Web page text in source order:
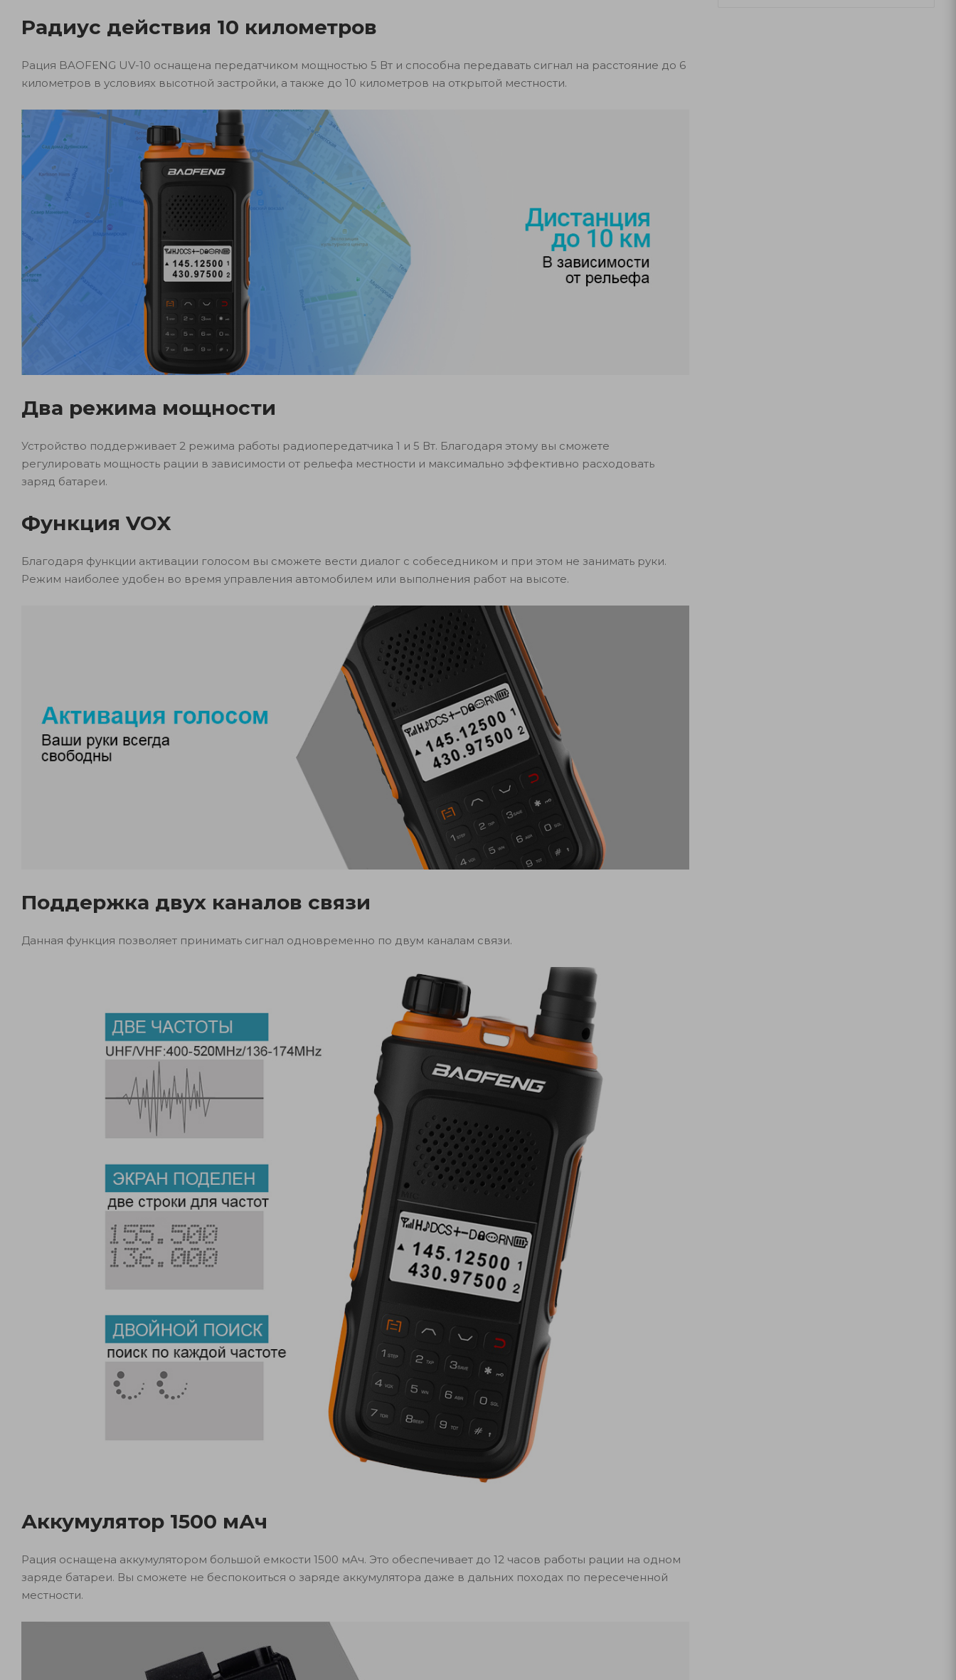
Радиус действия 10 километров
Рация BAOFENG UV-10 оснащена передатчиком мощностью 5 Вт и способна передавать сигнал на расстояние до 6
километров в условиях высотной застройки, а также до 10 километров на открытой местности.
Два режима мощности
Устройство поддерживает 2 режима работы радиопередатчика 1 и 5 Вт. Благодаря этому вы сможете
регулировать мощность рации в зависимости от рельефа местности и максимально эффективно расходовать
заряд батареи.
Функция VOX
Благодаря функции активации голосом вы сможете вести диалог с собеседником и при этом не занимать руки.
Режим наиболее удобен во время управления автомобилем или выполнения работ на высоте.
Поддержка двух каналов связи
Данная функция позволяет принимать сигнал одновременно по двум каналам связи.
Аккумулятор 1500 мАч
Рация оснащена аккумулятором большой емкости 1500 мАч. Это обеспечивает до 12 часов работы рации на одном
заряде батареи. Вы сможете не беспокоиться о заряде аккумулятора даже в дальних походах по пересеченной
местности.